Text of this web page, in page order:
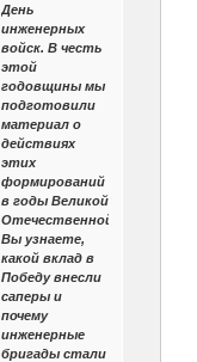
День
инженерных
войск. В честь
этой
годовщины мы
подготовили
материал о
действиях
этих
формирований
в годы Великой
Отечественной.
Вы узнаете,
какой вклад в
Победу внесли
саперы и
почему
инженерные
бригады стали